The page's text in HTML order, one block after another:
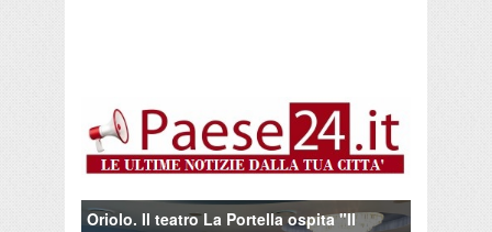
Oriolo. Il teatro La Portella ospita "Il